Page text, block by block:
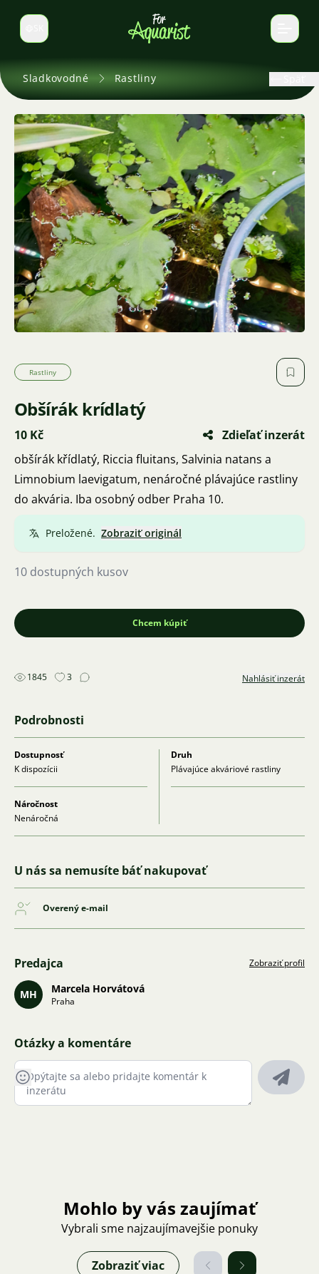
Prepnúť jazyk
Sladkovodné Rastliny
Rastliny
Obšírák krídlatý
10 Kč
Zdieľať inzerát
obšírák křídlatý, Riccia fluitans, Salvinia natans a
Limnobium laevigatum, nenáročné plávajúce rastliny
do akvária. Iba osobný odber Praha 10.
Preložené. Zobraziť originál
10 dostupných kusov
Chcem kúpiť
1845 3 Nahlásiť inzerát
Podrobnosti
Dostupnosť
K dispozícii
Druh
Plávajúce akváriové rastliny
Náročnost
Nenáročná
U nás sa nemusíte báť nakupovať
Overený e-mail
Predajca Zobraziť profil
MH Marcela Horvátová
Praha
Otázky a komentáre
Mohlo by vás zaujímať
Vybrali sme najzaujímavejšie ponuky
Zobraziť viac